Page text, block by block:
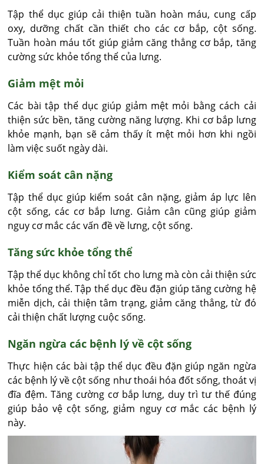
Tập thể dục giúp cải thiện tuần hoàn máu, cung cấp
oxy, dưỡng chất cần thiết cho các cơ bắp, cột sống.
Tuần hoàn máu tốt giúp giảm căng thẳng cơ bắp, tăng
cường sức khỏe tổng thể của lưng.
Giảm mệt mỏi
Các bài tập thể dục giúp giảm mệt mỏi bằng cách cải
thiện sức bền, tăng cường năng lượng. Khi cơ bắp lưng
khỏe mạnh, bạn sẽ cảm thấy ít mệt mỏi hơn khi ngồi
làm việc suốt ngày dài.
Kiểm soát cân nặng
Tập thể dục giúp kiểm soát cân nặng, giảm áp lực lên
cột sống, các cơ bắp lưng. Giảm cân cũng giúp giảm
nguy cơ mắc các vấn đề về lưng, cột sống.
Tăng sức khỏe tổng thể
Tập thể dục không chỉ tốt cho lưng mà còn cải thiện sức
khỏe tổng thể. Tập thể dục đều đặn giúp tăng cường hệ
miễn dịch, cải thiện tâm trạng, giảm căng thẳng, từ đó
cải thiện chất lượng cuộc sống.
Ngăn ngừa các bệnh lý về cột sống
Thực hiện các bài tập thể dục đều đặn giúp ngăn ngừa
các bệnh lý về cột sống như thoái hóa đốt sống, thoát vị
đĩa đệm. Tăng cường cơ bắp lưng, duy trì tư thế đúng
giúp bảo vệ cột sống, giảm nguy cơ mắc các bệnh lý
này.